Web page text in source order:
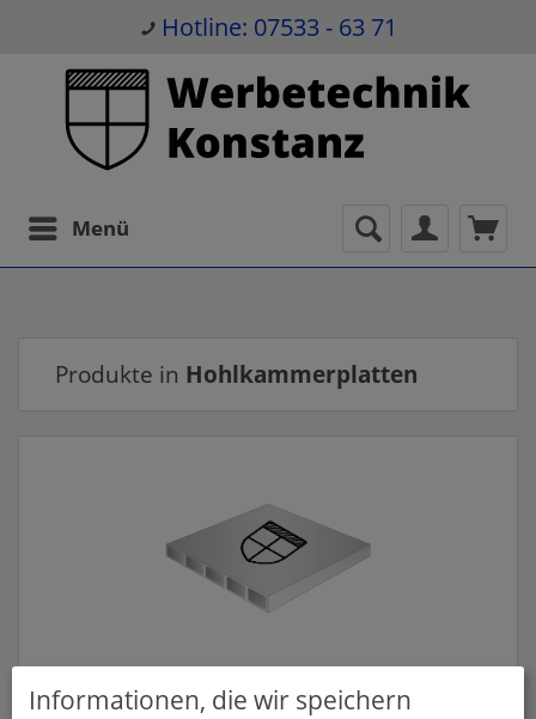
Hotline: 07533 - 63 71
Menü
Produkte in Hohlkammerplatten
Hohlkammerplatte, 3 mm
Informationen, die wir speichern